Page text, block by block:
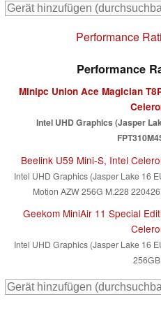
Performance
Performance
Minipc Union Ace Magician
Intel UHD Graphics (Jasper
Beelink U59 Mini-S, Intel
Intel UHD Graphics (Jasper Lake 16
Motion AZW 256G M.228 220426
Geekom MiniAir 11 Special
Intel UHD Graphics (Jasper Lake 16